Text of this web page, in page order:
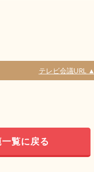
テレビ会議URL ▲
覧に戻る